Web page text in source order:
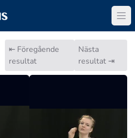
⇤ Föregående
resultat
Nästa
resultat ⇥